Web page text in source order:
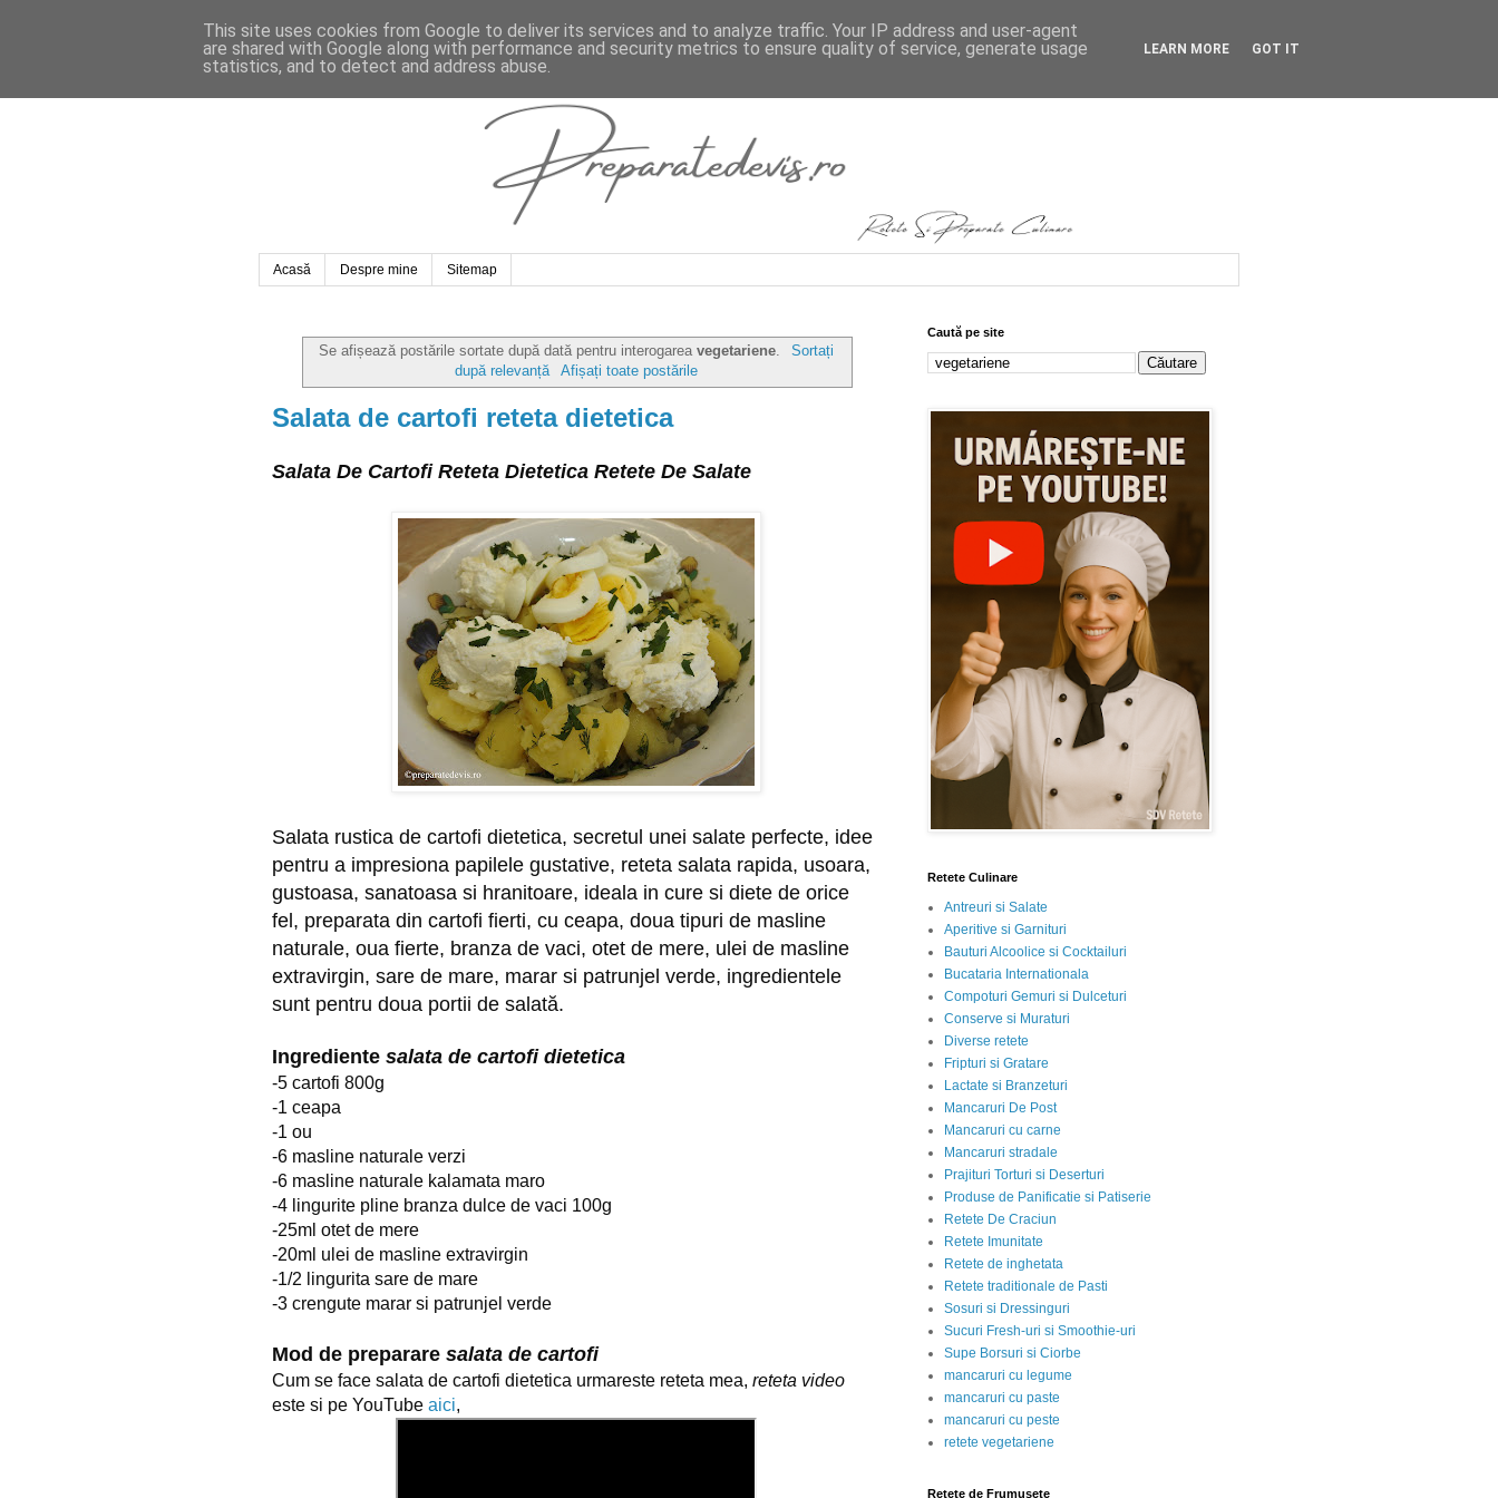
Acasă Despre mine Sitemap
Se afișează postările sortate după dată pentru interogareavegetariene.
Sortați
după relevanță
Afișați toate postările
Salata de cartofi reteta dietetica
Salata De Cartofi Reteta Dietetica Retete De Salate
Salata rustica de cartofi dietetica, secretul unei salate perfecte, idee
pentru a impresiona papilele gustative, reteta salata rapida, usoara,
gustoasa, sanatoasa si hranitoare, ideala in cure si diete de orice
fel, preparata din cartofi fierti, cu ceapa, doua tipuri de masline
naturale, oua fierte, branza de vaci, otet de mere, ulei de masline
extravirgin, sare de mare, marar si patrunjel verde, ingredientele
sunt pentru doua portii de salată.
Ingrediente salata de cartofi dietetica
-5 cartofi 800g
-1 ceapa
-1 ou
-6 masline naturale verzi
-6 masline naturale kalamata maro
-4 lingurite pline branza dulce de vaci 100g
-25ml otet de mere
-20ml ulei de masline extravirgin
-1/2 lingurita sare de mare
-3 crengute marar si patrunjel verde
Mod de preparare salata de cartofi
Cum se face salata de cartofi dietetica urmareste reteta mea, reteta video
este si pe YouTube aici,
Caută pe site
Retete Culinare
Antreuri si Salate
Aperitive si Garnituri
Bauturi Alcoolice si Cocktailuri
Bucataria Internationala
Compoturi Gemuri si Dulceturi
Conserve si Muraturi
Diverse retete
Fripturi si Gratare
Lactate si Branzeturi
Mancaruri De Post
Mancaruri cu carne
Mancaruri stradale
Prajituri Torturi si Deserturi
Produse de Panificatie si Patiserie
Retete De Craciun
Retete Imunitate
Retete de inghetata
Retete traditionale de Pasti
Sosuri si Dressinguri
Sucuri Fresh-uri si Smoothie-uri
Supe Borsuri si Ciorbe
mancaruri cu legume
mancaruri cu paste
mancaruri cu peste
retete vegetariene
Retete de Frumusete
This site uses cookies from Google to deliver its services and to analyze traffic. Your IP address and user-agent
are shared with Google along with performance and security metrics to ensure quality of service, generate usage
statistics, and to detect and address abuse.
LEARN MORE GOT IT